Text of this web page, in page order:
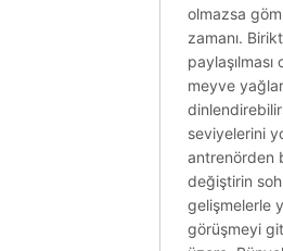
olmazsa
zamanı.
meyve
seviyelerini
antrenörden
değiştirin
gelişmelerle
görüşmeyi